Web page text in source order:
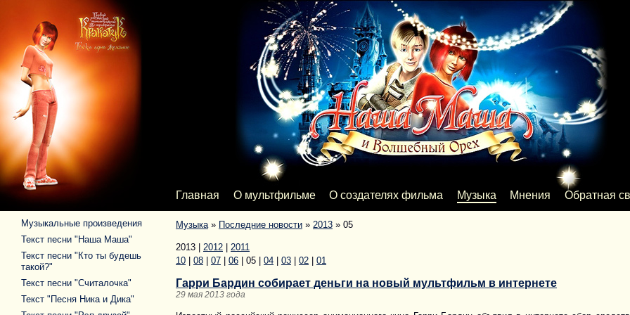
Главная О мультфильме О создателях фильма Музыка Мнения Обратная
Музыка» Последние новости » 2013 » 05
2013 2012
2011
10
08 07 06 05 04 03 02 01
Гарри Бардин собирает деньги на новый мультфильм в интернете
29 мая 2013 года
Музыкальные произведения
Текст песни "Наша Маша"
Текст песни "Кто ты будешь
такой?"
Текст песни "Считалочка"
Текст "Песня Ника и Дика"